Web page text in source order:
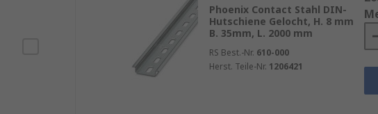
Steuergeräte
Phoenix Contact Stahl DIN-
Hutschiene Gelocht, H. 8 mm
B. 35mm, L. 2000 mm
RS Best.-Nr. 610-000
Herst. Teile-Nr. 1206421